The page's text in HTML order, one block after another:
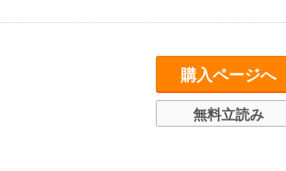
購入ページへ
無料立読み